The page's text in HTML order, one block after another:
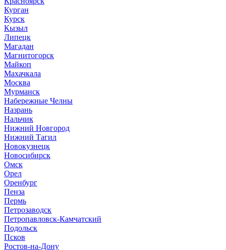
Курган
Курск
Кызыл
Липецк
Магадан
Магнитогорск
Майкоп
Махачкала
Москва
Мурманск
Набережные Челны
Назрань
Нальчик
Нижний Новгород
Нижний Тагил
Новокузнецк
Новосибирск
Омск
Орел
Оренбург
Пенза
Пермь
Петрозаводск
Петропавловск-Камчатский
Подольск
Псков
Ростов-на-Дону